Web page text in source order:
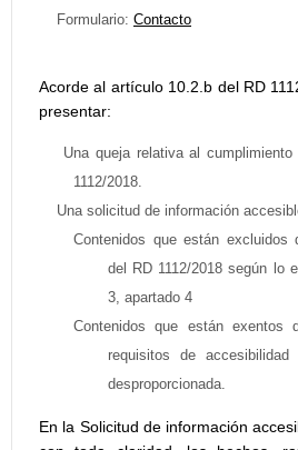
Formulario: Contacto
Acorde al artículo 10.2.b del RD
presentar:
Una queja relativa al cumplimiento
1112/2018.
Una solicitud de información
Contenidos que están excluidos
del RD 1112/2018 según lo
3, apartado 4
Contenidos que están exentos
requisitos de
desproporcionada.
En la Solicitud de información